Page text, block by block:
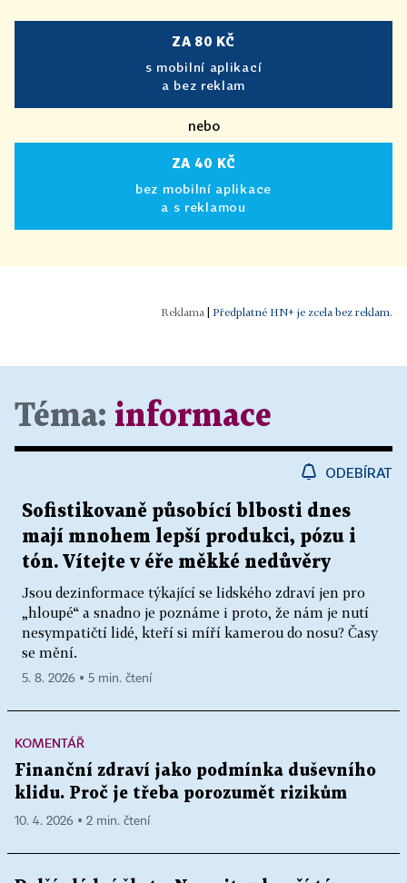
ZA 80 KČ
s mobilní aplikací
a bez reklam
nebo
ZA 40 KČ
bez mobilní aplikace
a s reklamou
Předplatné HN+ je zcela bez reklam.
Téma: informace
ODEBÍRAT
Sofistikovaně působící blbosti dnes
mají mnohem lepší produkci, pózu i
tón. Vítejte v éře měkké nedůvěry
Jsou dezinformace týkající se lidského zdraví jen pro
„hloupé“ a snadno je poznáme i proto, že nám je nutí
nesympatičtí lidé, kteří si míří kamerou do nosu? Časy
se mění.
5. 8. 2026 ▪ 5 min. čtení
KOMENTÁŘ
Finanční zdraví jako podmínka duševního
klidu. Proč je třeba porozumět rizikům
10. 4. 2026 ▪ 2 min. čtení